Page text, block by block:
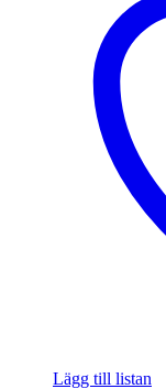
Lägg till listan